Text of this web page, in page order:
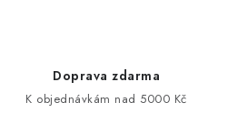
Doprava zdarma
K objednávkám nad 5000 Kč